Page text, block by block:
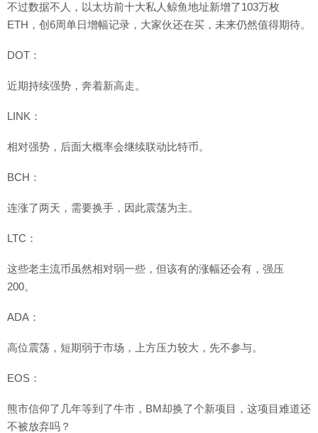
不过数据不人，以太坊前十大私人鲸鱼地址新增了103万枚
ETH，创6周单日增幅记录，大家伙还在买，未来仍然值得期待。
DOT：
近期持续强势，奔着新高走。
LINK：
相对强势，后面大概率会继续联动比特币。
BCH：
连涨了两天，需要换手，因此震荡为主。
LTC：
这些老主流币虽然相对弱一些，但该有的涨幅还会有，强压
200。
ADA：
高位震荡，短期弱于市场，上方压力较大，先不参与。
EOS：
熊市信仰了几年等到了牛市，BM却换了个新项目，这项目难道还
不被放弃吗？